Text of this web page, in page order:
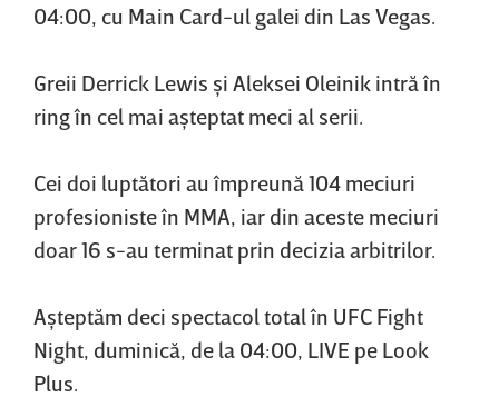
04:00, cu Main Card-ul galei din Las Vegas.
Greii Derrick Lewis şi Aleksei Oleinik intră în
ring în cel mai aşteptat meci al serii.
Cei doi luptători au împreună 104 meciuri
profesioniste în MMA, iar din aceste meciuri
doar 16 s-au terminat prin decizia arbitrilor.
Aşteptăm deci spectacol total în UFC Fight
Night, duminică, de la 04:00, LIVE pe Look
Plus.